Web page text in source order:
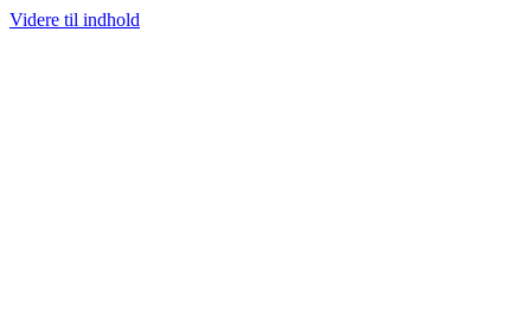
Videre til indhold